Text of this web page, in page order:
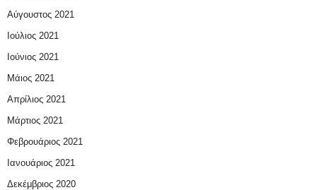
Αύγουστος 2021
Ιούλιος 2021
Ιούνιος 2021
Μάιος 2021
Απρίλιος 2021
Μάρτιος 2021
Φεβρουάριος 2021
Ιανουάριος 2021
Δεκέμβριος 2020